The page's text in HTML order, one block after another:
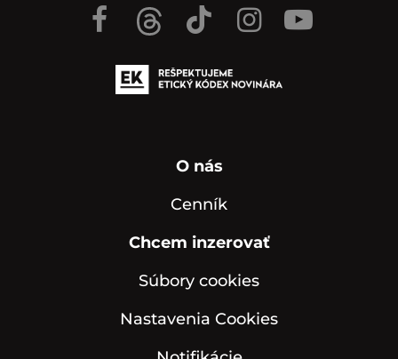
O nás
Cenník
Chcem inzerovať
Súbory cookies
Nastavenia Cookies